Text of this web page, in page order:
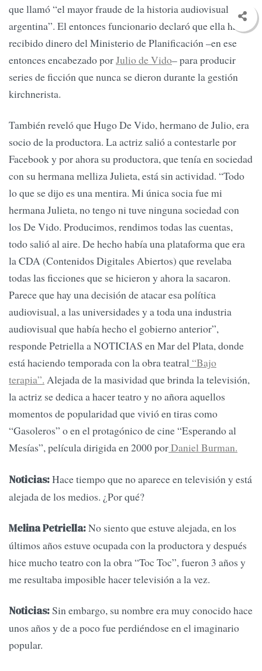
que llamó “el mayor fraude de la historia audiovisual
argentina”. El entonces funcionario declaró que ella había
recibido dinero del Ministerio de Planificación –en ese
entonces encabezado porJulio de Vido– para producir
series de ficción que nunca se dieron durante la gestión
kirchnerista.
También reveló que Hugo De Vido, hermano de Julio, era
socio de la productora. La actriz salió a contestarle por
Facebook y por ahora su productora, que tenía en sociedad
con su hermana melliza Julieta, está sin actividad. “Todo
lo que se dijo es una mentira. Mi única socia fue mi
hermana Julieta, no tengo ni tuve ninguna sociedad con
los De Vido. Producimos, rendimos todas las cuentas,
todo salió al aire. De hecho había una plataforma que era
la CDA (Contenidos Digitales Abiertos) que revelaba
todas las ficciones que se hicieron y ahora la sacaron.
Parece que hay una decisión de atacar esa política
audiovisual, a las universidades y a toda una industria
audiovisual que había hecho el gobierno anterior”,
responde Petriella a NOTICIAS en Mar del Plata, donde
está haciendo temporada con la obra teatral “Bajo
terapia”. Alejada de la masividad que brinda la televisión,
la actriz se dedica a hacer teatro y no añora aquellos
momentos de popularidad que vivió en tiras como
“Gasoleros” o en el protagónico de cine “Esperando al
Mesías”, película dirigida en 2000 porDaniel Burman.
Noticias:Hace tiempo que no aparece en televisión y está
alejada de los medios. ¿Por qué?
Melina Petriella:No siento que estuve alejada, en los
últimos años estuve ocupada con la productora y después
hice mucho teatro con la obra “Toc Toc”, fueron 3 años y
me resultaba imposible hacer televisión a la vez.
Noticias:Sin embargo, su nombre era muy conocido hace
unos años y de a poco fue perdiéndose en el imaginario
popular.